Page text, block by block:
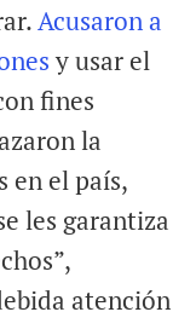
Acusaron a
y usar el
fines
la
en el país,
les garantiza
atención